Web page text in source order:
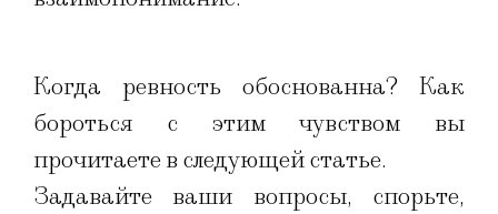
Когда ревность обоснованна? Как
бороться с этим чувством вы
прочитаете в следующей статье.
Задавайте ваши вопросы, спорьте,